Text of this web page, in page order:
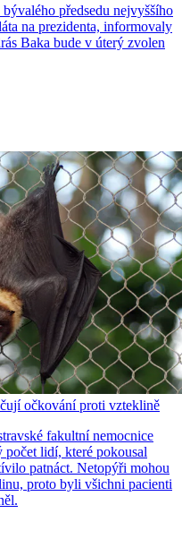
předsedu nejvyššího
na prezidenta, informovaly
Baka bude v úterý zvolen
očkování proti vzteklině
fakultní nemocnice
lidí, které pokousal
patnáct. Netopýři mohou
proto byli všichni pacienti